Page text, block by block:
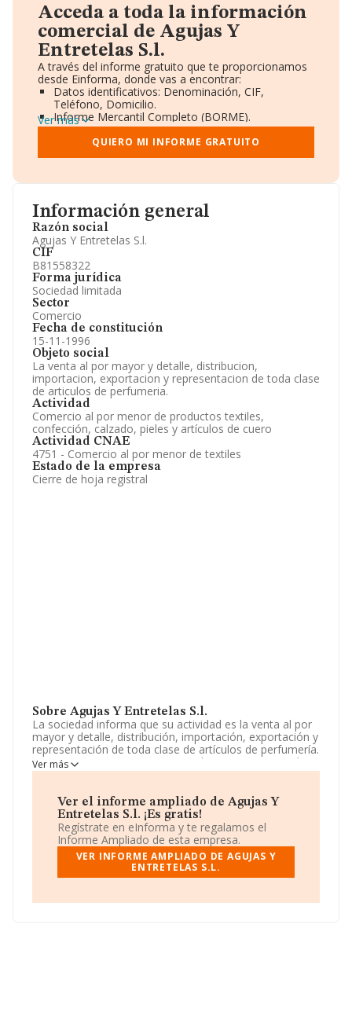
Información general
Razón social
Agujas Y Entretelas S.l.
CIF
B81558322
Forma jurídica
Sociedad limitada
Sector
Comercio
Fecha de constitución
15-11-1996
Objeto social
La venta al por mayor y detalle, distribucion,
importacion, exportacion y representacion de toda clase
de articulos de perfumeria.
Actividad
Comercio al por menor de productos textiles,
confección, calzado, pieles y artículos de cuero
Actividad CNAE
4751 - Comercio al por menor de textiles
Estado de la empresa
Cierre de hoja registral
Sobre Agujas Y Entretelas S.l.
La sociedad informa que su actividad es la venta al por
mayor y detalle, distribución, importación, exportación y
representación de toda clase de artículos de perfumería.
La empresa aparece inscrita en el Registro Mercantil
como Sociedad Limitada. Su actividad CNAE es
especializados' con código 4751. La empresa no tiene
actividad en mercados exteriores.
No ha habido variación en cuanto al número de
empleados con respecto al 2004 y teniendo en cuenta
la información disponible en INFORMA, ha dispuesto de
un número de empleados por debajo de la media de
Ver más
Ver el informe ampliado de Agujas Y
Entretelas S.l. ¡Es gratis!
Regístrate en eInforma y te regalamos el
Informe Ampliado de esta empresa.
VER INFORME AMPLIADO DE AGUJAS Y
ENTRETELAS S.L.
Acceda a toda la información
comercial de Agujas Y
Entretelas S.l.
A través del informe gratuito que te proporcionamos
desde Einforma, donde vas a encontrar:
Datos identificativos: Denominación, CIF,
Teléfono, Domicilio.
Informe Mercantil Completo (BORME).
Gráficos de Evolución Ventas y Empleados.
Consejo de Administración y Administradores.
Directivos y Ejecutivos.
Información oficial y registral complementaria.
Ver más
QUIERO MI INFORME GRATUITO